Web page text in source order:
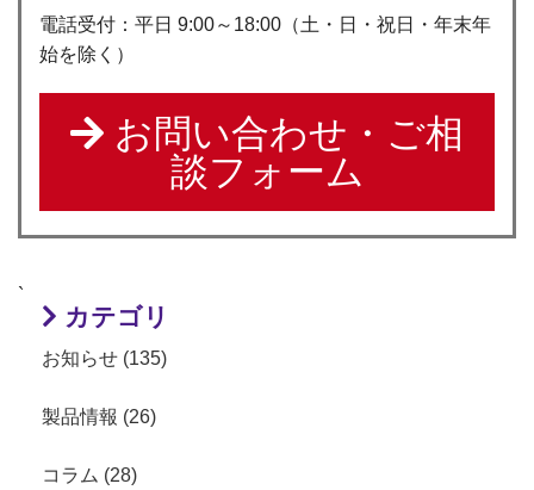
電話受付：平日 9:00～18:00（土・日・祝日・年末年
始を除く）
お問い合わせ・ご相
談フォーム
`
カテゴリ
お知らせ (135)
製品情報 (26)
コラム (28)